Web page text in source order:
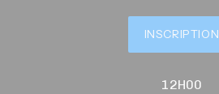
INSCRIPTION
12H00